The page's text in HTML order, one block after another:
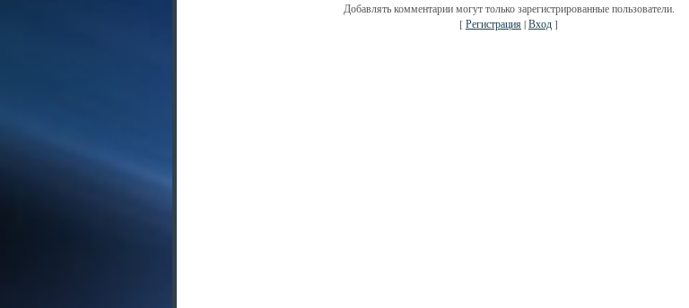
Добавлять комментарии могут только зарегистрированные пользователи.
[Регистрация|Вход]